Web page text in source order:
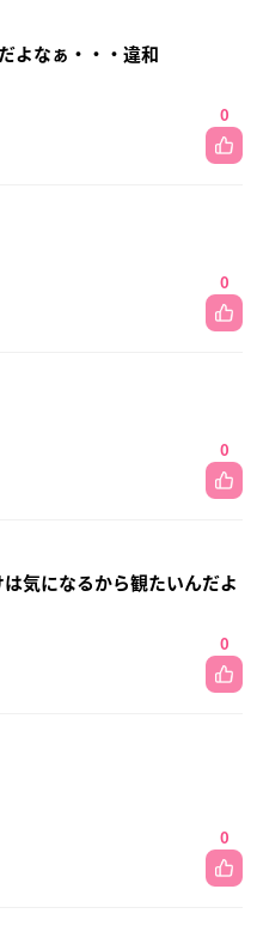
よなぁ・・・違和
0
0
0
気になるから観たいんだよ
0
0